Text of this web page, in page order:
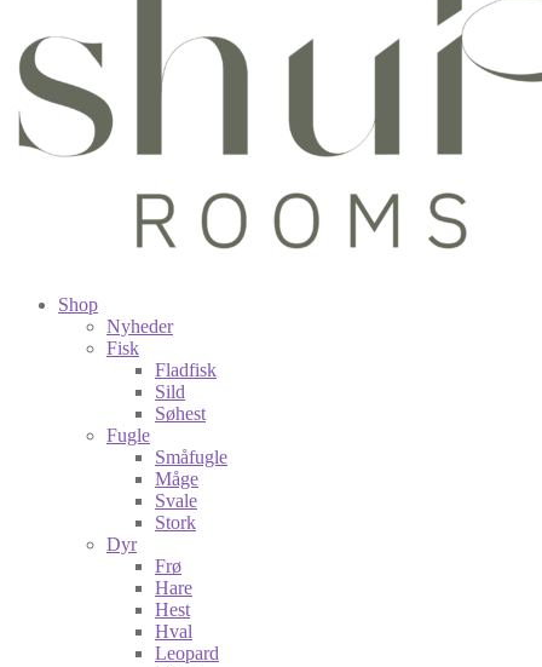
Shop
Nyheder
Fisk
Fladfisk
Sild
Søhest
Fugle
Småfugle
Måge
Svale
Stork
Dyr
Frø
Hare
Hest
Hval
Leopard